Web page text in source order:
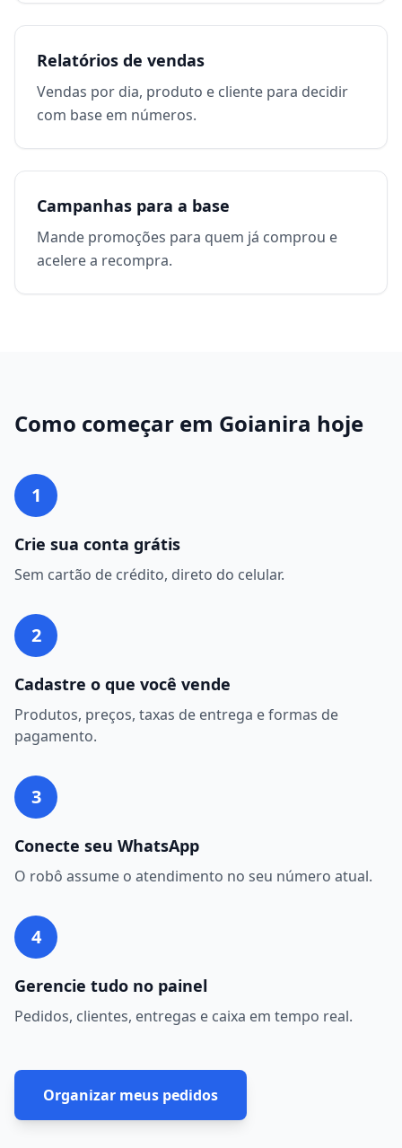
Relatórios de vendas
Vendas por dia, produto e cliente para decidir
com base em números.
Campanhas para a base
Mande promoções para quem já comprou e
acelere a recompra.
Como começar em Goianira hoje
1
Crie sua conta grátis
Sem cartão de crédito, direto do celular.
2
Cadastre o que você vende
Produtos, preços, taxas de entrega e formas de
pagamento.
3
Conecte seu WhatsApp
O robô assume o atendimento no seu número atual.
4
Gerencie tudo no painel
Pedidos, clientes, entregas e caixa em tempo real.
Organizar meus pedidos